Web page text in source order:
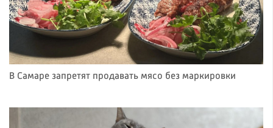
В Самаре запретят продавать мясо без маркировки